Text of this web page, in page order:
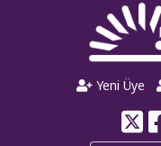
Yeni Üye